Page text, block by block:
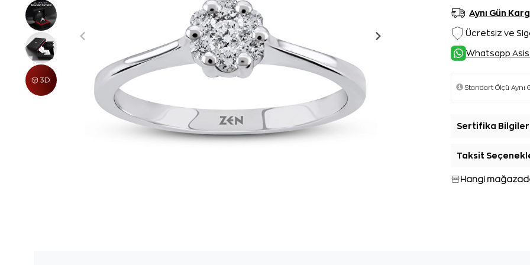
Aynı Gün
Ücretsiz ve
Whatsapp
Sertifika
Taksit
Hangi